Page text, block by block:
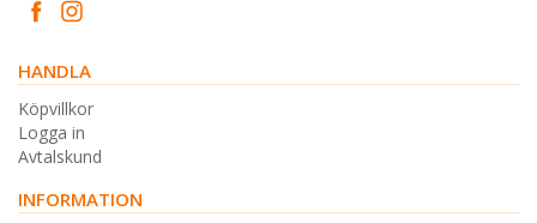
HANDLA
Köpvillkor
Logga in
Avtalskund
INFORMATION